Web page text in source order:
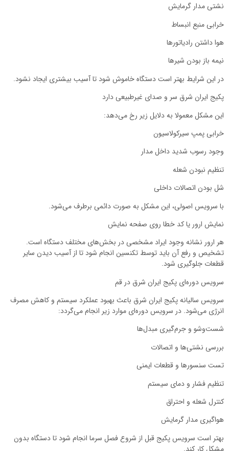
نشتی مدار گرمایش
خرابی منبع انبساط
هوا داشتن رادیاتورها
نیمه باز بودن شیرها
در این شرایط بهتر است دستگاه خاموش شود تا آسیب بیشتری ایجاد نشود.
پکیج ایران شرق سر و صدای غیرطبیعی دارد
این مشکل معمولا به دلایل زیر رخ می‌دهد:
خرابی پمپ سیرکولاسیون
وجود رسوب شدید داخل مدار
تنظیم نبودن شعله
شل بودن اتصالات داخلی
با سرویس اصولی، این مشکل به صورت دائمی برطرف می‌شود.
نمایش ارور یا کد خطا روی صفحه نمایش
هر ارور نشانه وجود ایراد مشخصی در بخش‌های مختلف دستگاه است.
تشخیص و رفع آن باید توسط تکنسین انجام شود تا از آسیب دیدن سایر
قطعات جلوگیری شود.
سرویس دوره‌ای پکیج ایران شرق در قم
سرویس سالیانه پکیج ایران شرق باعث بهبود عملکرد سیستم و کاهش مصرف
انرژی می‌شود. در سرویس دوره‌ای موارد زیر انجام می‌گردد:
شست‌وشو و جرم‌گیری مبدل‌ها
بررسی نشتی‌ها و اتصالات
تست سنسورها و قطعات ایمنی
تنظیم فشار و دمای سیستم
کنترل شعله و احتراق
هواگیری مدار گرمایش
بهتر است سرویس پکیج قبل از شروع فصل سرما انجام شود تا دستگاه بدون